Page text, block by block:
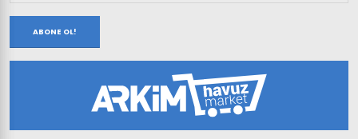
ABONE OL!